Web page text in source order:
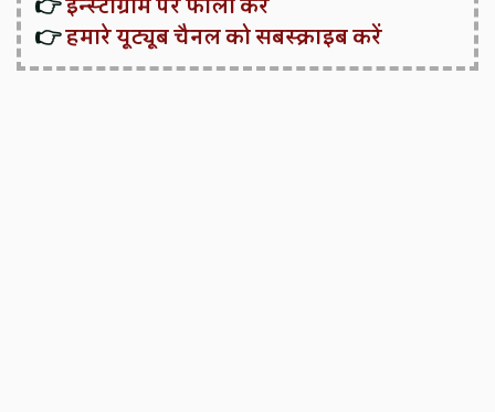
👉हमारे यूट्यूब चैनल को सबस्क्राइब करें